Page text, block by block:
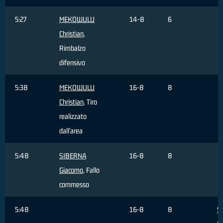
5:27
MEKOWULU
Christian,
Rimbalzo
difensivo
14-8 6
5:38
MEKOWULU
Christian, Tiro
realizzato
dall'area
16-8 8
5:48
SIBERNA
Giacomo, Fallo
commesso
16-8 8
5:48 16-8 8